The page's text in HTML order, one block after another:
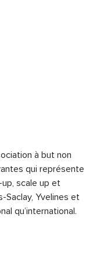
à but non
qui représente
scale up et
Yvelines et
qu’international.